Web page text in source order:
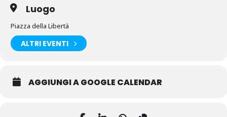
Luogo
Piazza della Libertà
ALTRI EVENTI
AGGIUNGI A GOOGLE CALENDAR